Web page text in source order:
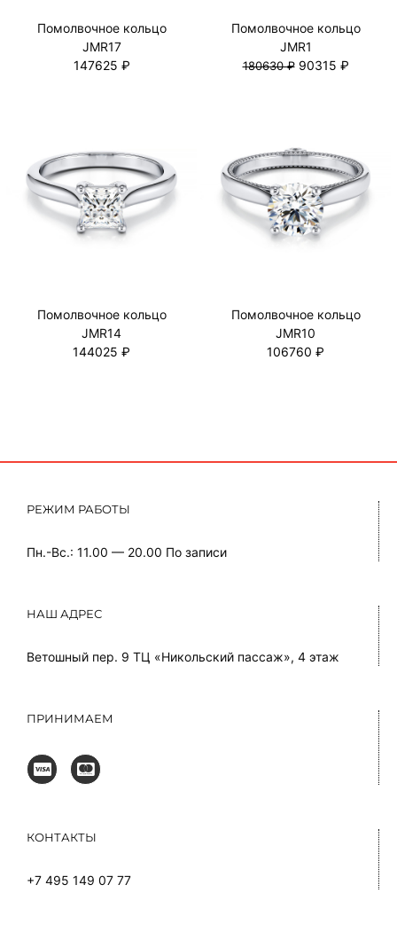
Помолвочное кольцо
JMR17
147625 ₽
Помолвочное кольцо
JMR1
180630 ₽90315 ₽
Помолвочное кольцо
JMR14
144025 ₽
Помолвочное кольцо
JMR10
106760 ₽
РЕЖИМ РАБОТЫ
Пн.-Вс.: 11.00 — 20.00 По записи
НАШ АДРЕС
Ветошный пер. 9 ТЦ «Никольский пассаж», 4 этаж
ПРИНИМАЕМ
КОНТАКТЫ
+7 495 149 07 77